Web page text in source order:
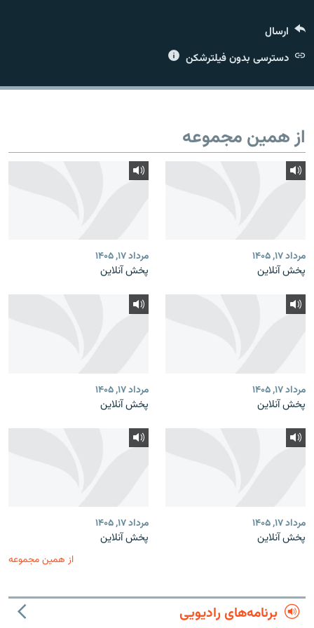
زبان‌های دیگر
ارسال
دسترسی بدون فیلترشکن
از همین مجموعه
مرداد ۱۷, ۱۴۰۵
پخش آنلاین
مرداد ۱۷, ۱۴۰۵
پخش آنلاین
مرداد ۱۷, ۱۴۰۵
پخش آنلاین
مرداد ۱۷, ۱۴۰۵
پخش آنلاین
مرداد ۱۷, ۱۴۰۵
پخش آنلاین
مرداد ۱۷, ۱۴۰۵
پخش آنلاین
از همین مجموعه
برنامه‌های رادیویی